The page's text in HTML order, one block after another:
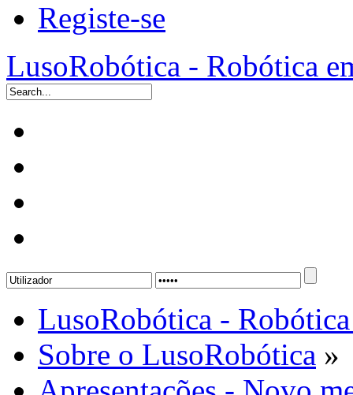
Registe-se
LusoRobótica - Robótica
LusoRobótica -
Sobre o LusoRobótica »